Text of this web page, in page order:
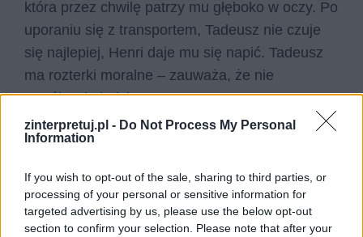
zinterpretuj.pl - Do Not Process My Personal
Information
If you wish to opt-out of the sale, sharing to third parties, or
processing of your personal or sensitive information for
targeted advertising by us, please use the below opt-out
section to confirm your selection. Please note that after your
która przez chwilę patrzy mu głęboko w oczy. Po
uporaniu się z transportem, Tadeusz nie czuje
się najlepiej, Henri daje mu się napić. Tadeusz
ma rozterki moralne – zauważa, że nie
współczuje ludziom z transportu, wręcz
nienawidzi ich, bo przez nich musi pracować
przy rozładunku. Henri uspokaja towarzysza i
teraz rzeczy na niemieckie samochody i
sprzątają tory po transporcie.